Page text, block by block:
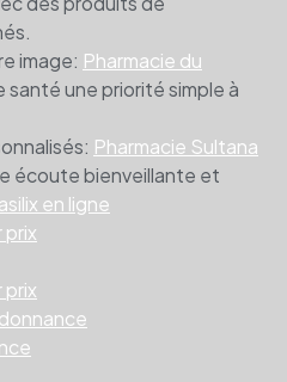
image: Pharmacie du
une priorité simple à
Pharmacie Sultana
écoute bienveillante et
en ligne
prix
prix